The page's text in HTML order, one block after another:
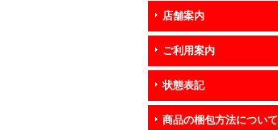
店舗案内
ご利用案内
状態表記
商品の梱包方法について